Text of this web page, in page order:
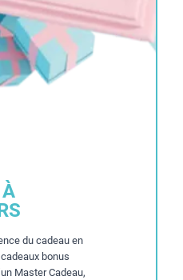
du cadeau en
bonus
Master Cadeau,